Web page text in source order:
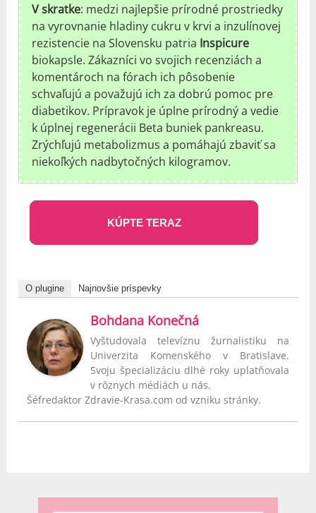
V skratke: medzi najlepšie prírodné prostriedky
na vyrovnanie hladiny cukru v krvi a inzulínovej
rezistencie na Slovensku patria Inspicure
biokapsle. Zákazníci vo svojich recenziách a
komentároch na fórach ich pôsobenie
schvaľujú a považujú ich za dobrú pomoc pre
diabetikov. Prípravok je úplne prírodný a vedie
k úplnej regenerácii Beta buniek pankreasu.
Zrýchľujú metabolizmus a pomáhajú zbaviť sa
niekoľkých nadbytočných kilogramov.
KÚPTE TERAZ
O plugine Najnovšie príspevky
Bohdana Konečná
Vyštudovala televíznu žurnalistiku na
Univerzita Komenského v Bratislave.
Svoju špecializáciu dlhé roky uplatňovala
v rôznych médiách u nás.
Šéfredaktor Zdravie-Krasa.com od vzniku stránky.